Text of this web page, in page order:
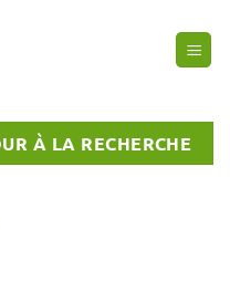
À LA RECHERCHE